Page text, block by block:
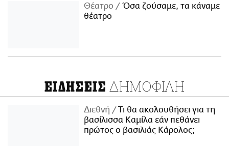
Θέατρο
Όσα ζούσαμε, τα κάναμε
θέατρο
ΕΙΔΗΣΕΙΣ ΔΗΜΟΦΙΛΗ
Διεθνή
Τι θα ακολουθήσει για τη
βασίλισσα Καμίλα εάν πεθάνει
πρώτος ο βασιλιάς Κάρολος;